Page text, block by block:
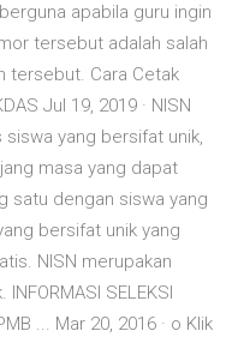
apabila guru ingin
tersebut adalah salah
tersebut. Cara Cetak
Jul 19, 2019 · NISN
yang bersifat unik,
masa yang dapat
satu dengan siswa yang
bersifat unik yang
NISN merupakan
SELEKSI
... Mar 20, 2016 · o Klik